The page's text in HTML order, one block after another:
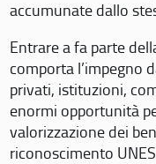
accumunate dallo
Entrare a fa parte
comporta l’impegno
privati, istituzioni,
enormi opportunità
valorizzazione dei
riconoscimento